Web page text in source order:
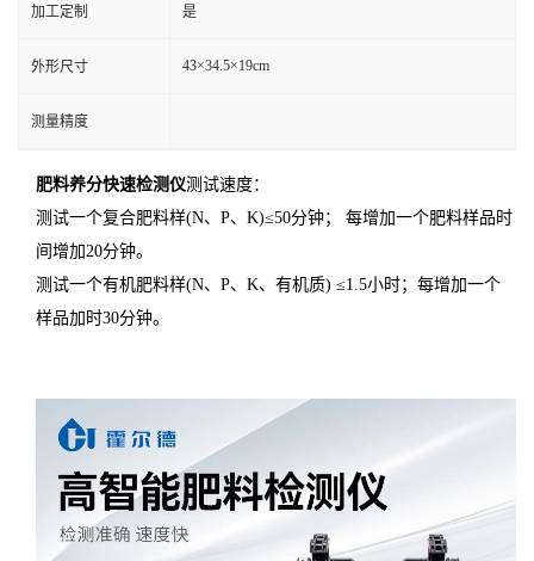
加工定制 是
外形尺寸 43×34.5×19cm
测量精度
肥料养分快速检测仪测试速度：
测试一个复合肥料样(N、P、K)≤50分钟； 每增加一个肥料样品时
间增加20分钟。
测试一个有机肥料样(N、P、K、有机质) ≤1.5小时；每增加一个
样品加时30分钟。